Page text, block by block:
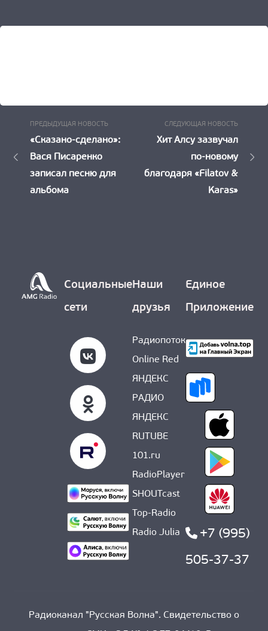
Навигация
записям
ПРЕДЫДУЩАЯ НОВОСТЬПредыдущая
Новость:
«Сказано-сделано»:
Вася Писаренко
записал песню для
альбома
СЛЕДУЮЩАЯ НОВОСТЬ
Хит Алсу зазвучал
по-новому
благодаря «Filatov &
Karas»
Социальные
сети
Наши
друзья
Радиопоток
Online Red
ЯНДЕКС
РАДИО
ЯНДЕКС
RUTUBE
101.ru
RadioPlayer
SHOUTcast
Top-Radio
Radio Julia
Единое
Приложение
+7 (995)
505-37-37
Радиоканал "Русская Волна". Свидетельство о